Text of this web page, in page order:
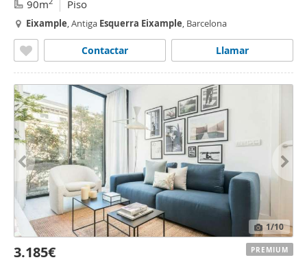
90m Piso
Eixample, Antiga Esquerra Eixample, Barcelona
Llamar
Contactar
1/10
3.185€ PREMIUM